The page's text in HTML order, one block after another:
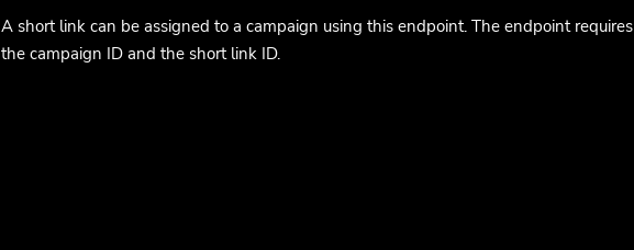
A short link can be assigned to a campaign using this endpoint. The endpoint requires
the campaign ID and the short link ID.